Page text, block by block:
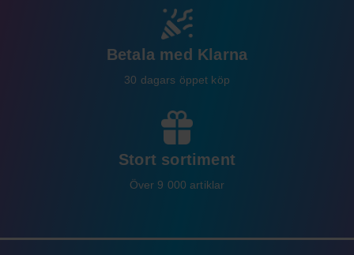
Betala med Klarna
30 dagars öppet köp
Stort sortiment
Över 9 000 artiklar